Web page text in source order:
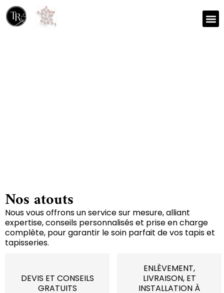
Nos atouts
Nous vous offrons un service sur mesure, alliant
expertise, conseils personnalisés et prise en charge
complète, pour garantir le soin parfait de vos tapis et
tapisseries.
DEVIS ET CONSEILS
GRATUITS
ENLÈVEMENT,
LIVRAISON, ET
INSTALLATION À